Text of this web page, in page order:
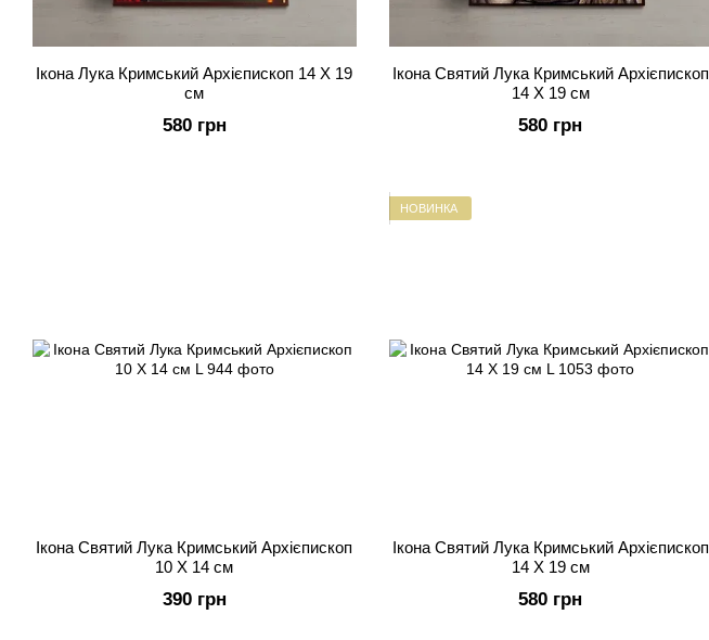
Ікона Лука Кримський Архієпископ 14 Х 19
см
580 грн
Ікона Святий Лука Кримський Архієпископ
14 Х 19 см
580 грн
Ікона Святий Лука Кримський Архієпископ
10 Х 14 см
390 грн
НОВИНКА
Ікона Святий Лука Кримський Архієпископ
14 Х 19 см
580 грн